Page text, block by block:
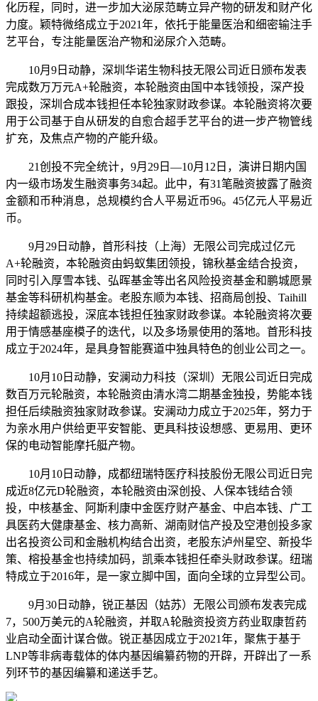
化历程，同时，进一步加大泌尿范畴立异产物的研发和财产化
力度。颖特微络成立于2021年，依托于能量医治和细密输注手
艺平台，专注能量医治产物和泌尿介入范畴。
10月9日动静，深圳华诺生物科技无限公司近日颁布发表
完成数万万元A+轮融资，本轮融资由国中本钱领投，深产投
跟投，深圳合成本钱担任本轮独家财政参谋。本轮融资将次要
用于公司基于自从研发的自愈合超手艺平台的进一步产物管线
扩充，及焦点产物的产能升级。
21创投不完全统计，9月29日—10月12日，演讲日期内国
内一级市场发生融资事务34起。此中，有31笔融资披露了融资
金额和币种消息，总规模约合人平易近币96。45亿元人平易近
币。
9月29日动静，首形科技（上海）无限公司完成过亿元
A+轮融资，本轮融资由蚂蚁集团领投，锦秋基金结合投资，
同时引入厚雪本钱、弘晖基金等出名风险投资基金和鹏城愿景
基金等科研机构基金。老股东顺为本钱、招商局创投、Taihill
持续超额逃投，深底本钱担任独家财政参谋。本轮融资将次要
用于情感基座模子的迭代，以及多场景使用的落地。首形科技
成立于2024年，是具身智能赛道中独具特色的创业公司之一。
10月10日动静，安澜动力科技（深圳）无限公司近日完成
数百万元轮融资，本轮融资由清水湾二期基金独投，势能本钱
担任后续融资独家财政参谋。安澜动力成立于2025年，努力于
为亲水用户供给更平安智能、更具科技设想感、更易用、更环
保的电动智能摩托艇产物。
10月10日动静，成都纽瑞特医疗科技股份无限公司近日完
成近8亿元D轮融资，本轮融资由深创投、人保本钱结合领
投，中核基金、阿斯利康中金医疗财产基金、中启本钱、广工
具医药大健康基金、核力高新、湖南财信产投及空港创投多家
出名投资公司和金融机构结合出资，老股东泸州星空、新投华
策、榕投基金也持续加码，凯乘本钱担任牵头财政参谋。纽瑞
特成立于2016年，是一家立脚中国，面向全球的立异型公司。
9月30日动静，锐正基因（姑苏）无限公司颁布发表完成
7，500万美元的A轮融资，并取A轮融资投资方药业取康哲药
业启动全面计谋合做。锐正基因成立于2021年，聚焦于基于
LNP等非病毒载体的体内基因编纂药物的开辟，开辟出了一系
列环节的基因编纂和递送手艺。